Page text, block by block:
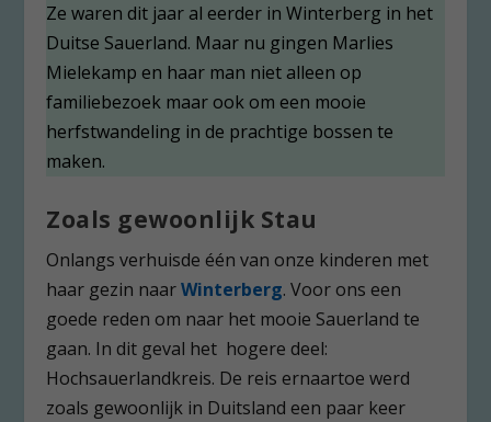
Ze waren dit jaar al eerder in Winterberg in het
Duitse Sauerland. Maar nu gingen Marlies
Mielekamp en haar man niet alleen op
familiebezoek maar ook om een mooie
herfstwandeling in de prachtige bossen te
maken.
Zoals gewoonlijk Stau
Onlangs verhuisde één van onze kinderen met
haar gezin naarWinterberg. Voor ons een
goede reden om naar het mooie Sauerland te
gaan. In dit geval het hogere deel:
Hochsauerlandkreis. De reis ernaartoe werd
zoals gewoonlijk in Duitsland een paar keer